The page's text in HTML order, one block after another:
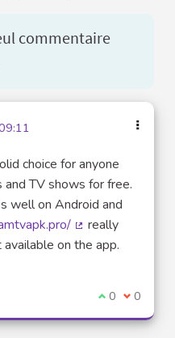
commentaire
choice for anyone
TV shows for free.
well on Android and
(Lien externe)
really
on the app.
Je suis
0 Je ne
0